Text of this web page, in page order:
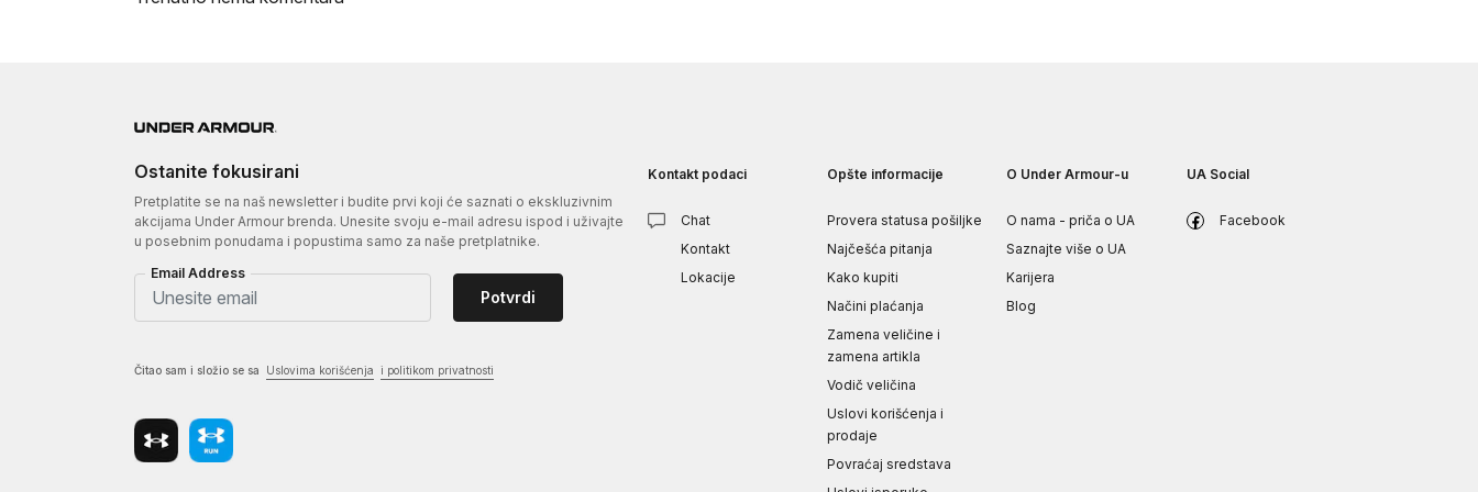
Ostanite fokusirani
Pretplatite se na naš newsletter i budite prvi koji će saznati o ekskluzivnim
akcijama Under Armour brenda. Unesite svoju e-mail adresu ispod i uživajte
u posebnim ponudama i popustima samo za naše pretplatnike.
Email Address
Potvrdi
Čitao sam i složio se sa Uslovima korišćenja i politikom privatnosti
Kontakt podaci
Chat
Kontakt
Lokacije
Opšte informacije
Provera statusa pošiljke
Najčešća pitanja
Kako kupiti
Načini plaćanja
Zamena veličine i
zamena artikla
Vodič veličina
Uslovi korišćenja i
prodaje
Povraćaj sredstava
O Under Armour-u
O nama - priča o UA
Saznajte više o UA
Karijera
Blog
UA Social
Facebook